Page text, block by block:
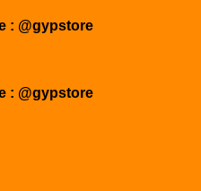
: @gypstore
: @gypstore